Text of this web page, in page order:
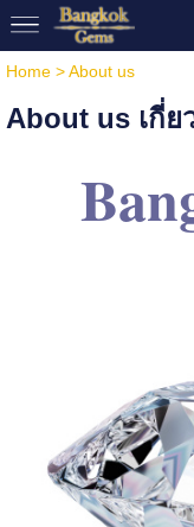
Home>About us
About us เกี่ย